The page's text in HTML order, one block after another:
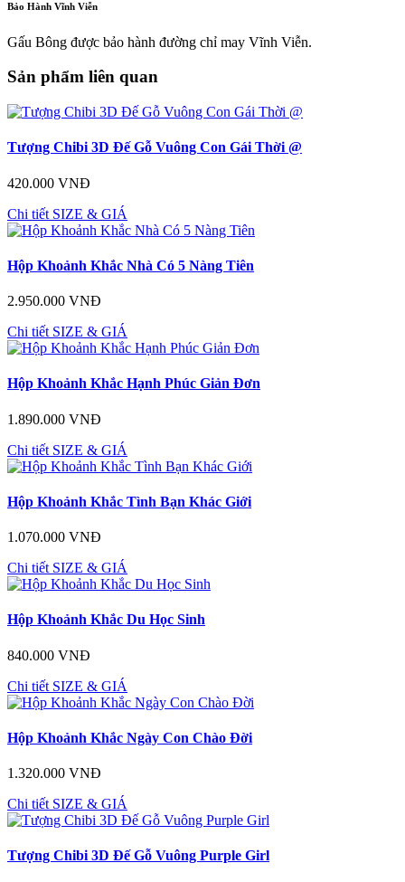
Bảo Hành Vĩnh Viễn
Gấu Bông được bảo hành đường chỉ may Vĩnh Viễn.
Sản phẩm liên quan
Tượng Chibi 3D Đế Gỗ Vuông Con Gái Thời @
420.000 VNĐ
Chi tiết SIZE & GIÁ
Hộp Khoảnh Khắc Nhà Có 5 Nàng Tiên
2.950.000 VNĐ
Chi tiết SIZE & GIÁ
Hộp Khoảnh Khắc Hạnh Phúc Giản Đơn
1.890.000 VNĐ
Chi tiết SIZE & GIÁ
Hộp Khoảnh Khắc Tình Bạn Khác Giới
1.070.000 VNĐ
Chi tiết SIZE & GIÁ
Hộp Khoảnh Khắc Du Học Sinh
840.000 VNĐ
Chi tiết SIZE & GIÁ
Hộp Khoảnh Khắc Ngày Con Chào Đời
1.320.000 VNĐ
Chi tiết SIZE & GIÁ
Tượng Chibi 3D Đế Gỗ Vuông Purple Girl